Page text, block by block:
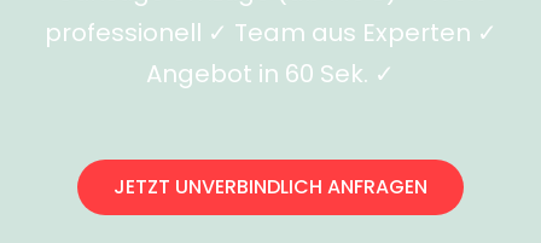
professionell ✓ Team aus Experten ✓
Angebot in 60 Sek. ✓
JETZT UNVERBINDLICH ANFRAGEN